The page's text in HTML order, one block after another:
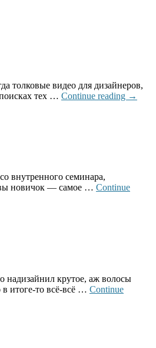
толковые видео для дизайнеров,
тех … Continue reading →
внутренного семинара,
вы новичок — самое … Continue
надизайнил крутое, аж волосы
итоге-то всё-всё … Continue